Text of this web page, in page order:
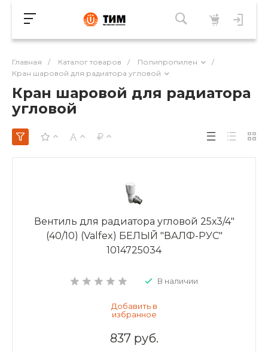
Главная / Каталог товаров / Полипропилен
/
Кран шаровой для радиатора угловой
Кран шаровой для радиатора
угловой
Вентиль для радиатора угловой 25х3/4"
(40/10) (Valfex) БЕЛЫЙ "ВАЛФ-РУС"
1014725034
В наличии
837 руб.